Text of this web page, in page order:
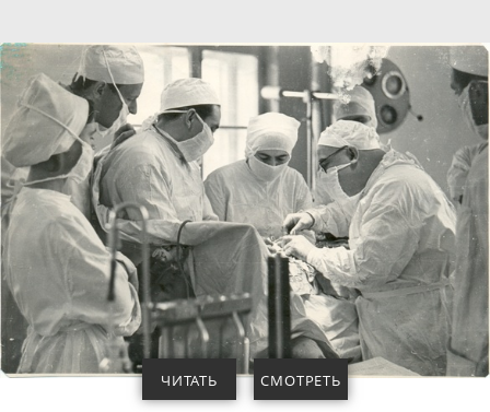
ЧИТАТЬ СМОТРЕТЬ